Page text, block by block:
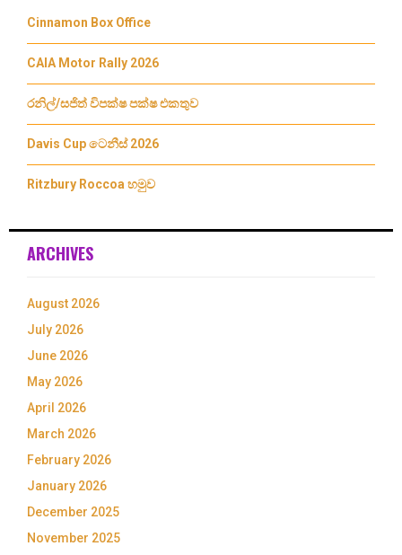
Cinnamon Box Office
CAIA Motor Rally 2026
රනිල්/සජිත් විපක්ෂ පක්ෂ එකතුව
Davis Cup ටෙනීස් 2026
Ritzbury Roccoa හමුව
ARCHIVES
August 2026
July 2026
June 2026
May 2026
April 2026
March 2026
February 2026
January 2026
December 2025
November 2025